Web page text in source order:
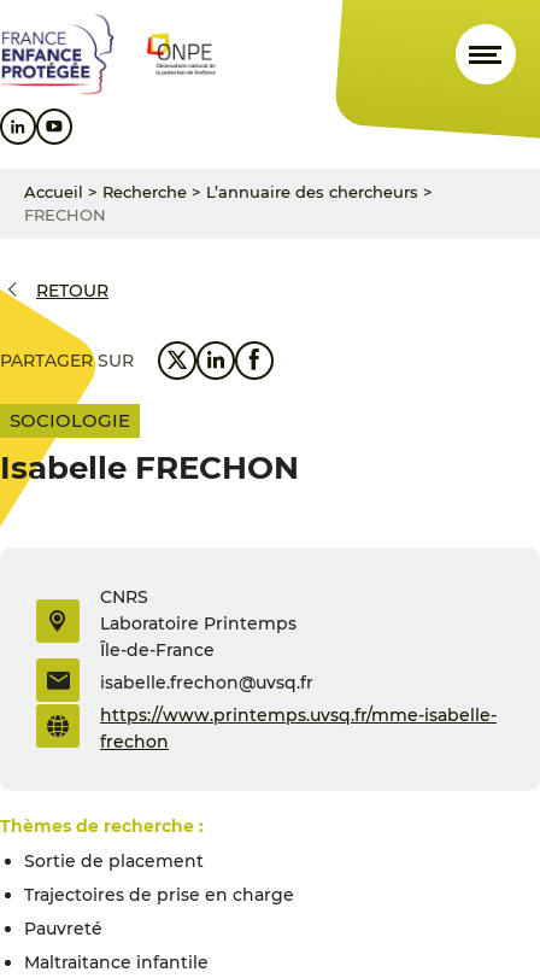
au
contenu
principal
au
menu
principal
au
pied
de
Accueil > Recherche > L’annuaire des chercheurs >
FRECHON
RETOUR
PARTAGER SUR
SOCIOLOGIE
Isabelle FRECHON
CNRS
Laboratoire Printemps
Île-de-France
isabelle.frechon@uvsq.fr
https://www.printemps.uvsq.fr/mme-isabelle-
frechon
Thèmes de recherche :
Sortie de placement
Trajectoires de prise en charge
Pauvreté
Maltraitance infantile